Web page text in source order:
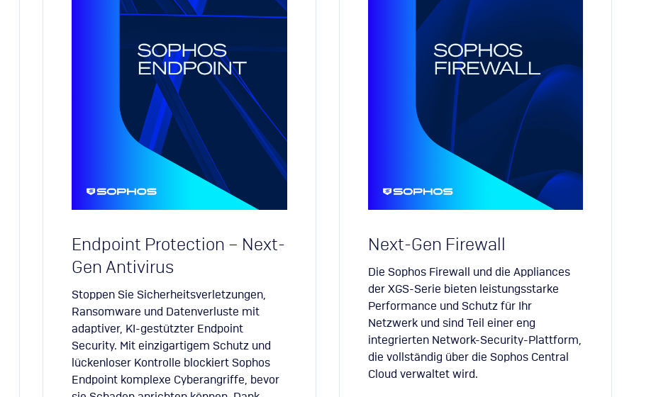
Endpoint Protection – Next-
Gen Antivirus
Stoppen Sie Sicherheitsverletzungen,
Ransomware und Datenverluste mit
adaptiver, KI-gestützter Endpoint
Security. Mit einzigartigem Schutz und
lückenloser Kontrolle blockiert Sophos
Endpoint komplexe Cyberangriffe, bevor
Next-Gen Firewall
Die Sophos Firewall und die Appliances
der XGS-Serie bieten leistungsstarke
Performance und Schutz für Ihr
Netzwerk und sind Teil einer eng
integrierten Network-Security-Plattform,
die vollständig über die Sophos Central
Cloud verwaltet wird.